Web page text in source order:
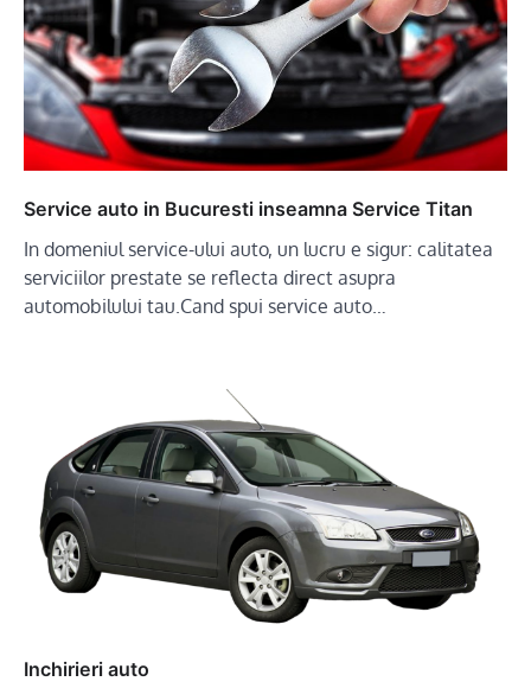
Service auto in Bucuresti inseamna Service Titan
In domeniul service-ului auto, un lucru e sigur: calitatea
serviciilor prestate se reflecta direct asupra
automobilului tau.Cand spui service auto…
Inchirieri auto